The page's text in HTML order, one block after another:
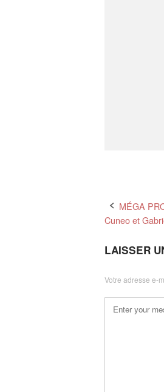
Post
MÉGA
Cuneo et
LAISSER
Votre adresse e-
Commentaire